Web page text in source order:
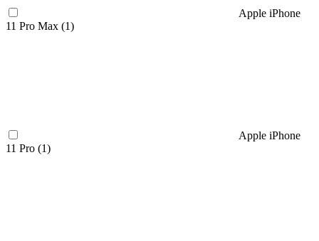
Apple iPhone
11 Pro Max (1)
Apple iPhone
11 Pro (1)